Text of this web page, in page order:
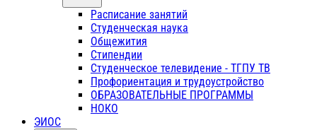
Расписание занятий
Студенческая наука
Общежития
Стипендии
Студенческое телевидение - ТГПУ ТВ
Профориентация и трудоустройство
ОБРАЗОВАТЕЛЬНЫЕ ПРОГРАММЫ
НОКО
ЭИОС